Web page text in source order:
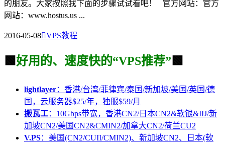
的朋友。大家按照我下面的步骤试试看吧！ 官方网站：官方
网站：www.hostus.us ...
2016-05-08VPS教程
🟩 好用的、速度快的“VPS推荐” 🟩
lightlayer：香港/台湾/菲律宾/泰国/新加坡/美国/英国/德
国，云服务器$25/年，独服$59/月
搬瓦工：10Gbps带宽，香港CN2/日本CN2&软银&IIJ/新
加坡CN2/美国CN2&CMIN2/加拿大CN2/荷兰CU2
V.PS：美国(CN2/CUII/CMIN2)、新加坡CN2、日本(软